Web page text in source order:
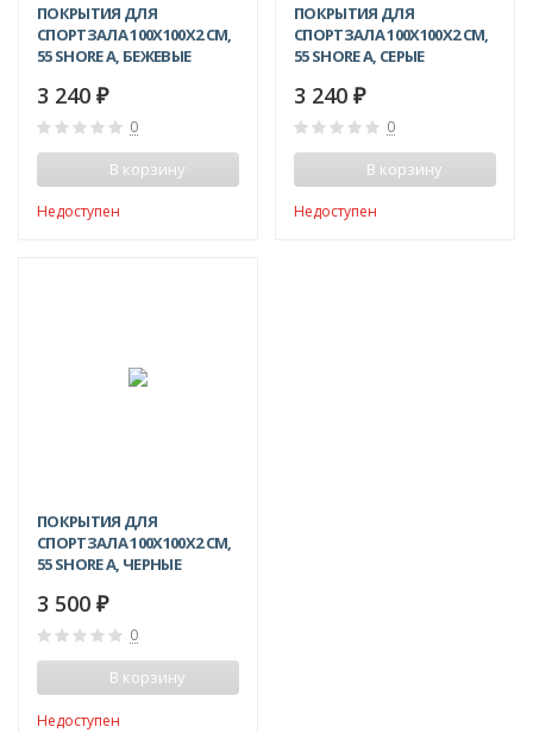
ПОКРЫТИЯ ДЛЯ
СПОРТЗАЛА 100Х100X2 СМ,
55 SHORE A, БЕЖЕВЫЕ
3 240 ₽
0
В корзину
Недоступен
ПОКРЫТИЯ ДЛЯ
СПОРТЗАЛА 100Х100X2 СМ,
55 SHORE A, СЕРЫЕ
3 240 ₽
0
В корзину
Недоступен
ПОКРЫТИЯ ДЛЯ
СПОРТЗАЛА 100Х100X2 СМ,
55 SHORE A, ЧЕРНЫЕ
3 500 ₽
0
В корзину
Недоступен